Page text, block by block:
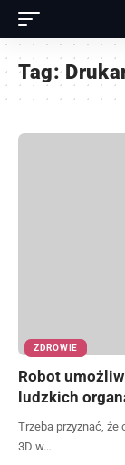
Tag:
ZDROWIE
Robot
ludzkich
Trzeba przyznać,
3D w…